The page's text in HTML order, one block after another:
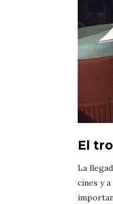
El
La
cines y